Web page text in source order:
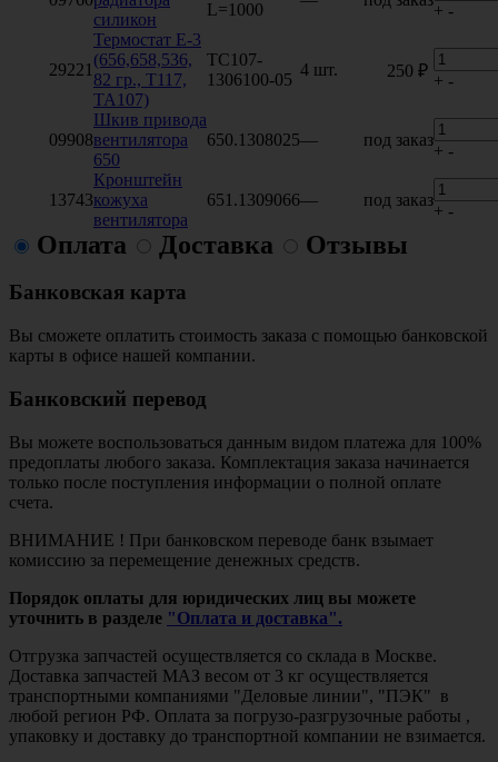
силикон
L=1000 + -
29221
Термостат Е-3
(656,658,536,
82 гр., Т117,
ТА107)
ТС107-
1306100-05
4 шт. 250 ₽
+ -
09908
Шкив привода
вентилятора
650
650.1308025— под заказ
+ -
13743
Кронштейн
кожуха
вентилятора
651.1309066— под заказ
+ -
Оплата Доставка Отзывы
Банковская карта
Вы сможете оплатить стоимость заказа с помощью банковской
карты в офисе нашей компании.
Банковский перевод
Вы можете воспользоваться данным видом платежа для 100%
предоплаты любого заказа. Комплектация заказа начинается
только после поступления информации о полной оплате
счета.
ВНИМАНИЕ ! При банковском переводе банк взымает
комиссию за перемещение денежных средств.
Порядок оплаты для юридических лиц вы можете
уточнить в разделе "Оплата и доставка".
Отгрузка запчастей осуществляется со склада в Москве.
Доставка запчастей МАЗ весом от 3 кг осуществляется
транспортными компаниями "Деловые линии", "ПЭК" в
любой регион РФ. Оплата за погрузо-разгрузочные работы ,
упаковку и доставку до транспортной компании не взимается.